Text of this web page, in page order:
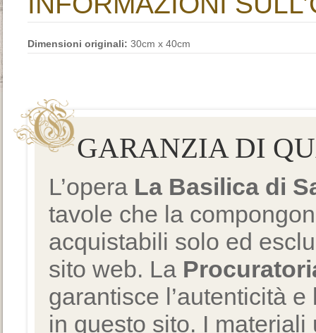
Dimensioni originali: 30cm x 40cm
GARANZIA DI
L’opera La Basilica di
tavole che la
acquistabili solo ed
sito web. La
garantisce l’autenticità
in questo sito. I